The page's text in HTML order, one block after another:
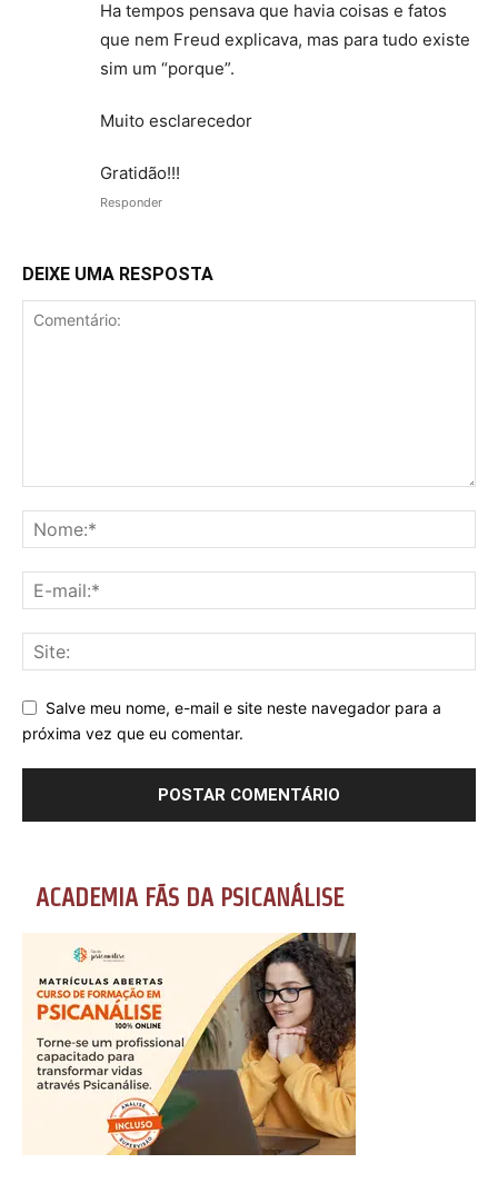
Ha tempos pensava que havia coisas e fatos
que nem Freud explicava, mas para tudo existe
sim um “porque”.
Muito esclarecedor
Gratidão!!!
Responder
DEIXE UMA RESPOSTA
Salve meu nome, e-mail e site neste navegador para a
próxima vez que eu comentar.
ACADEMIA FÃS DA PSICANÁLISE